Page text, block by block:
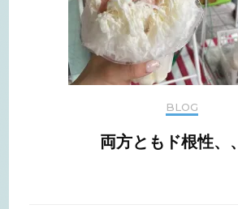
BLOG
両方ともド根性、、